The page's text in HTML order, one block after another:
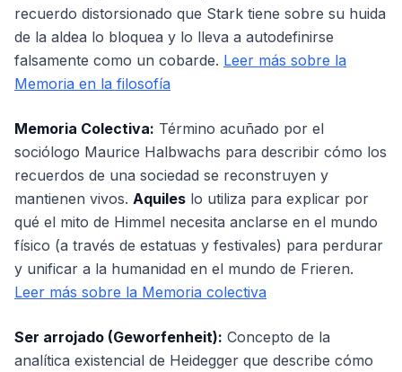
recuerdo distorsionado que Stark tiene sobre su huida
de la aldea lo bloquea y lo lleva a autodefinirse
falsamente como un cobarde. Leer más sobre la
Memoria en la filosofía
Memoria Colectiva: Término acuñado por el
sociólogo Maurice Halbwachs para describir cómo los
recuerdos de una sociedad se reconstruyen y
mantienen vivos. Aquiles lo utiliza para explicar por
qué el mito de Himmel necesita anclarse en el mundo
físico (a través de estatuas y festivales) para perdurar
y unificar a la humanidad en el mundo de Frieren.
Leer más sobre la Memoria colectiva
Ser arrojado (Geworfenheit): Concepto de la
analítica existencial de Heidegger que describe cómo